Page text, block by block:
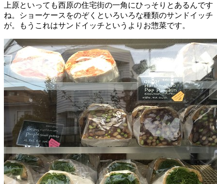
上原といっても西原の住宅街の一角にひっそりとあるんです
ね。ショーケースをのぞくといろいろな種類のサンドイッチ
が。もうこれはサンドイッチというよりお惣菜です。